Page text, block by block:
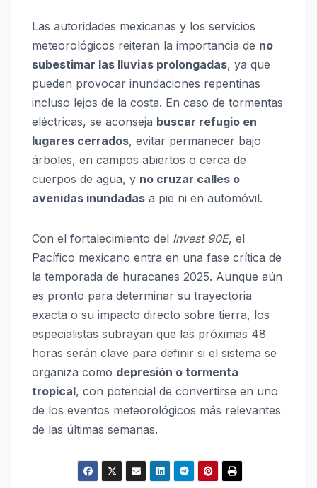
Las autoridades mexicanas y los servicios
meteorológicos reiteran la importancia de no
subestimar las lluvias prolongadas, ya que
pueden provocar inundaciones repentinas
incluso lejos de la costa. En caso de tormentas
eléctricas, se aconseja buscar refugio en
lugares cerrados, evitar permanecer bajo
árboles, en campos abiertos o cerca de
cuerpos de agua, y no cruzar calles o
avenidas inundadas a pie ni en automóvil.
Con el fortalecimiento del Invest 90E, el
Pacífico mexicano entra en una fase crítica de
la temporada de huracanes 2025. Aunque aún
es pronto para determinar su trayectoria
exacta o su impacto directo sobre tierra, los
especialistas subrayan que las próximas 48
horas serán clave para definir si el sistema se
organiza como depresión o tormenta
tropical, con potencial de convertirse en uno
de los eventos meteorológicos más relevantes
de las últimas semanas.